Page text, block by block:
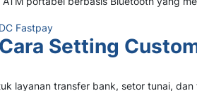
Setting
layanan transfer bank, setor tunai,